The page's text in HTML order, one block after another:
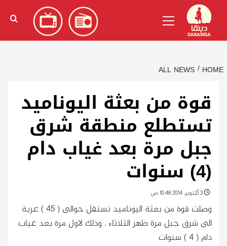
content
الإنجليزية)
Menu
HOME
ALL NEWS
قوة من بعثة اليوناميد
تستطلع منطقة شرق
جبل مرة بعد غياب دام
(4) سنوات
وصلت قوة من بعثة اليوناميد تستقل حوالى ( 45 ) عربة
الى شرق جبل مرة ظهر الثلاثاء ، وذلك لاول مرة بعد غياب
دام ( 4 ) سنوات